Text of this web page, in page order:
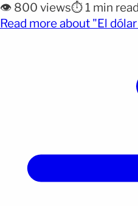
mínimos recientes y en
también registró un
👁️ 800 views⏱️ 1 min read
Read more about "El